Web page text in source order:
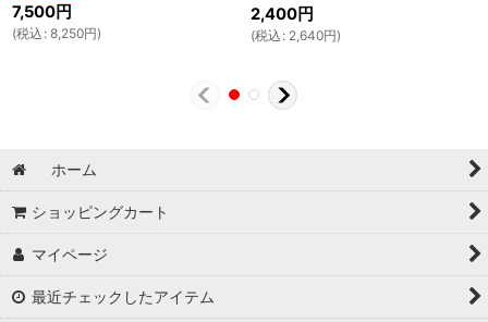
7,500円
(税込 : 8,250円)
2,400円
(税込 : 2,640円)
ホーム
ショッピングカート
マイページ
最近チェックしたアイテム